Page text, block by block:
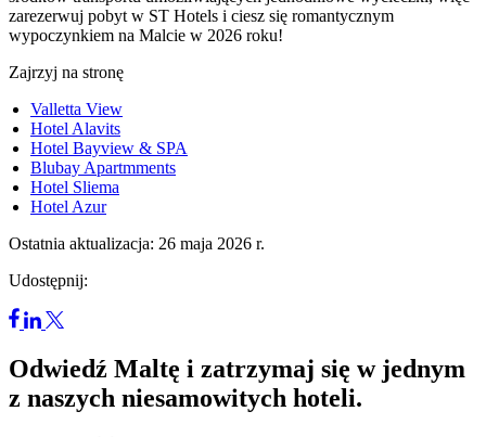
zarezerwuj pobyt w ST Hotels i ciesz się romantycznym
wypoczynkiem na Malcie w 2026 roku!
Zajrzyj na stronę
Valletta View
Hotel Alavits
Hotel Bayview & SPA
Blubay Apartmments
Hotel Sliema
Hotel Azur
Ostatnia aktualizacja: 26 maja 2026 r.
Udostępnij:
Odwiedź Maltę i zatrzymaj się w jednym
z naszych niesamowitych hoteli.